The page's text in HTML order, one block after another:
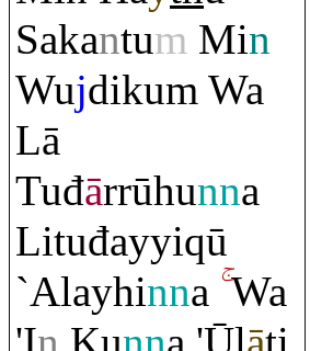
Sakantum Min
Wujdikum Wa
Lā
Tuđārrūhunna
Lituđayyiqū
`Alayhinna Wa